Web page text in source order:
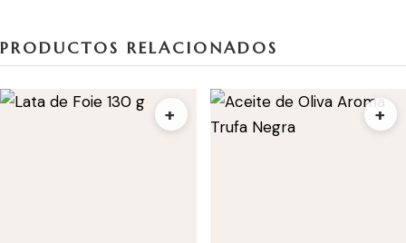
PRODUCTOS RELACIONADOS
+ +